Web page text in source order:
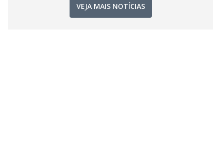
VEJA MAIS NOTÍCIAS